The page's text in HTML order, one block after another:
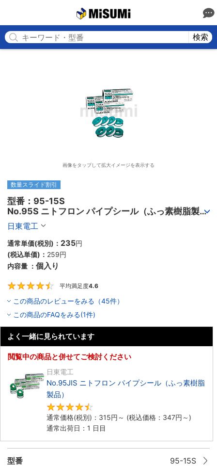
検索
画像をタップして拡大イメージを表示する
数量スライド割引
型番：95-15S
No.95S ニトフロン パイプシール（ふっ素樹脂製
品）
日東電工
通常単価(税別)： 235円
(税込単価)： 259円
内容量 ： 個入り
平均満足度4.6
この商品のレビューをみる（45件）
この商品のFAQをみる(1件)
よく一緒に見られています
閲覧中の商品と併せてご検討ください
日東電工
No.95JIS ニトフロン パイプシール（ふっ素樹脂
製品）
通常価格(税別)： 315円 ～ (税込価格： 347円 ～)
通常出荷日：1 日目
型番 95-15S